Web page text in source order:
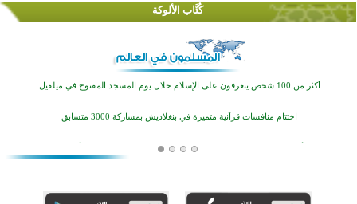
كُتَّاب الألوكة
القرآن والتربية في صدارة البرامج الصيفية للمسلمين في بينزا وساراتوف وموردوفيا هذا العام
اختتام الدورة التاسعة لمسابقة حفظ وتلاوة القرآن الكريم في أزناكاييف
أكثر من 100 شخص يتعرفون على الإسلام خلال يوم المسجد المفتوح في ميلفيل
اختتام منافسات قرآنية متميزة في بنغلاديش بمشاركة 3000 متسابق
أكثر من 400 طالب يشاركون في مسابقة المعلومات الإسلامية بأستراليا